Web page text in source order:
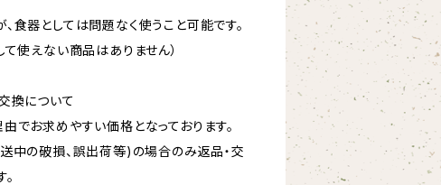
食器としては問題なく使うこと可能です。
て使えない商品はありません）
換について
でお求めやすい価格となっております。
中の破損、誤出荷等)の場合のみ返品・交